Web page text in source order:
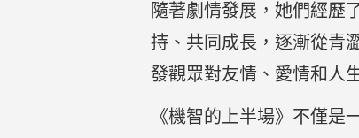
隨著劇情發展，她們經歷
持、共同成長，逐漸從青
發觀眾對友情、愛情和人
《機智的上半場》不僅